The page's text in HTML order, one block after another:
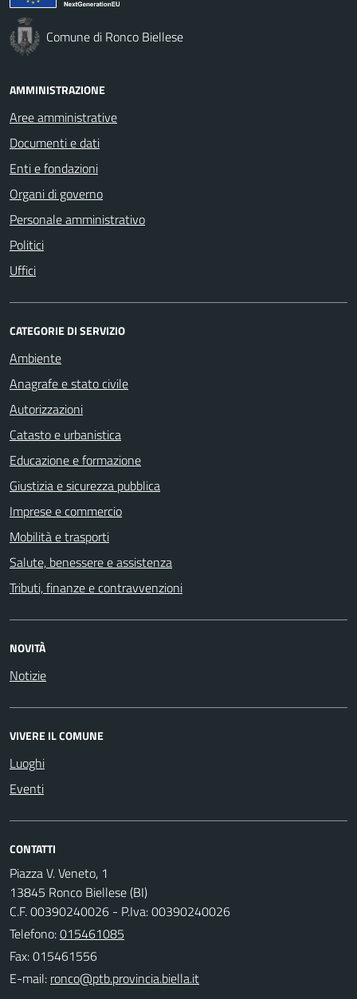
Comune di Ronco Biellese
AMMINISTRAZIONE
Aree amministrative
Documenti e dati
Enti e fondazioni
Organi di governo
Personale amministrativo
Politici
Uffici
CATEGORIE DI SERVIZIO
Ambiente
Anagrafe e stato civile
Autorizzazioni
Catasto e urbanistica
Educazione e formazione
Giustizia e sicurezza pubblica
Imprese e commercio
Mobilità e trasporti
Salute, benessere e assistenza
Tributi, finanze e contravvenzioni
NOVITÀ
Notizie
VIVERE IL COMUNE
Luoghi
Eventi
CONTATTI
Piazza V. Veneto, 1
13845 Ronco Biellese (BI)
C.F. 00390240026 - P.Iva: 00390240026
Telefono:015461085
Fax: 015461556
E-mail: